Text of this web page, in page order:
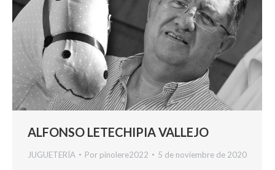
ALFONSO LETECHIPIA VALLEJO
JUGUETERÍA Por pinolere2022 5 de noviembre de 2020